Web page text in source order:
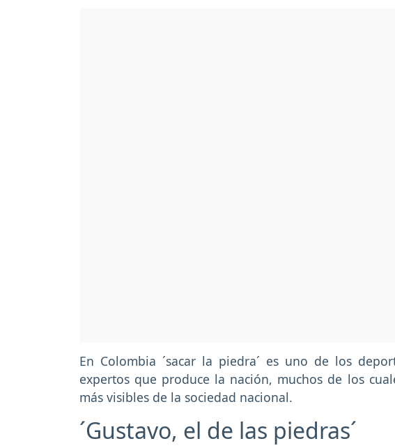
En Colombia ´sacar la piedra´ es uno de los
expertos que produce la nación, muchos de los
más visibles de la sociedad nacional.
´Gustavo, el de las piedras´